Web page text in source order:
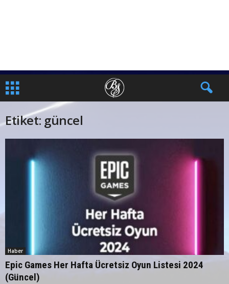
Etiket: güncel
Haber
Epic Games Her Hafta Ücretsiz Oyun Listesi 2024
(Güncel)